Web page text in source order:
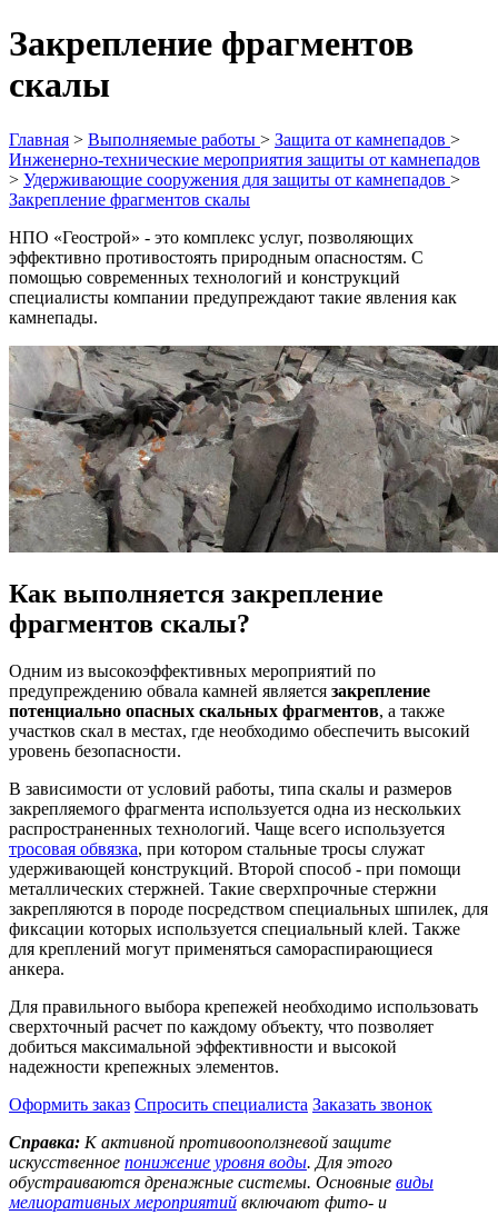
Закрепление фрагментов
скалы
Главная > Выполняемые работы > Защита от камнепадов >
Инженерно-технические мероприятия защиты от камнепадов
> Удерживающие сооружения для защиты от камнепадов >
Закрепление фрагментов скалы
НПО «Геострой» - это комплекс услуг, позволяющих
эффективно противостоять природным опасностям. С
помощью современных технологий и конструкций
специалисты компании предупреждают такие явления как
камнепады.
Как выполняется закрепление
фрагментов скалы?
Одним из высокоэффективных мероприятий по
предупреждению обвала камней является закрепление
потенциально опасных скальных фрагментов, а также
участков скал в местах, где необходимо обеспечить высокий
уровень безопасности.
В зависимости от условий работы, типа скалы и размеров
закрепляемого фрагмента используется одна из нескольких
распространенных технологий. Чаще всего используется
тросовая обвязка, при котором стальные тросы служат
удерживающей конструкций. Второй способ - при помощи
металлических стержней. Такие сверхпрочные стержни
закрепляются в породе посредством специальных шпилек, для
фиксации которых используется специальный клей. Также
для креплений могут применяться самораспирающиеся
анкера.
Для правильного выбора крепежей необходимо использовать
сверхточный расчет по каждому объекту, что позволяет
добиться максимальной эффективности и высокой
надежности крепежных элементов.
Оформить заказ Спросить специалиста Заказать звонок
Справка: К активной противооползневой защите
искусственное понижение уровня воды. Для этого
обустраиваются дренажные системы. Основные виды
мелиоративных мероприятий включают фито- и